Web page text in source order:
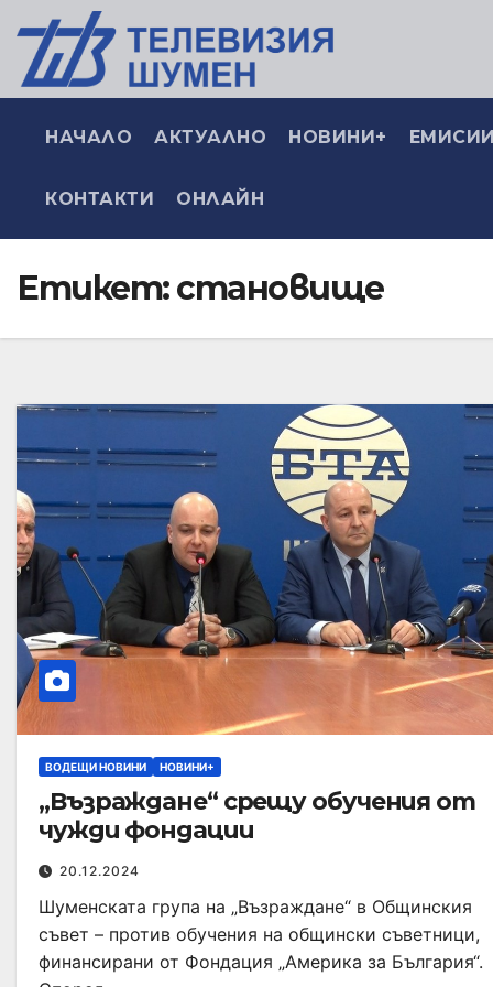
НАЧАЛО АКТУАЛНО НОВИНИ+
КОНТАКТИ ОНЛАЙН
Етикет:становище
ВОДЕЩИ НОВИНИ НОВИНИ+
„Възраждане“ срещу обучения от
чужди фондации
20.12.2024
Шуменската група на „Възраждане“ в Общинския
съвет – против обучения на общински съветници,
финансирани от Фондация „Америка за България“.